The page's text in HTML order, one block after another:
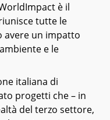
è il
tutte le
avere un impatto
e le
italiana di
progetti che – in
del terzo settore,